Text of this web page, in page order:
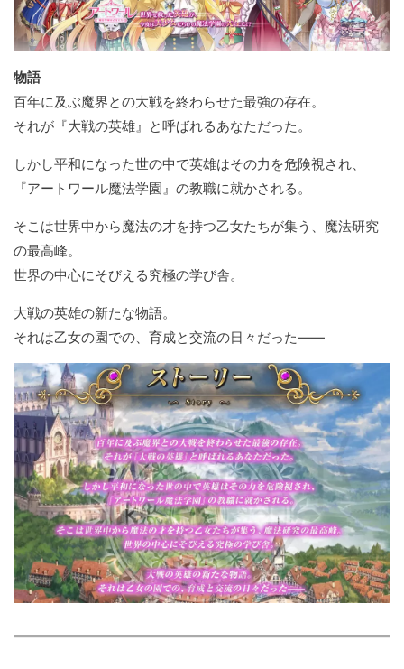
物語
百年に及ぶ魔界との大戦を終わらせた最強の存在。
それが『大戦の英雄』と呼ばれるあなただった。
しかし平和になった世の中で英雄はその力を危険視され、
『アートワール魔法学園』の教職に就かされる。
そこは世界中から魔法の才を持つ乙女たちが集う、魔法研究
の最高峰。
世界の中心にそびえる究極の学び舎。
大戦の英雄の新たな物語。
それは乙女の園での、育成と交流の日々だった――